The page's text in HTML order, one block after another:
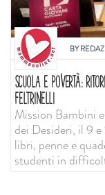
BY
SCUOLA E POVERTÀ:
FELTRINELLI
Mission Bambini
dei Desideri, il 9
libri, penne e
studenti in